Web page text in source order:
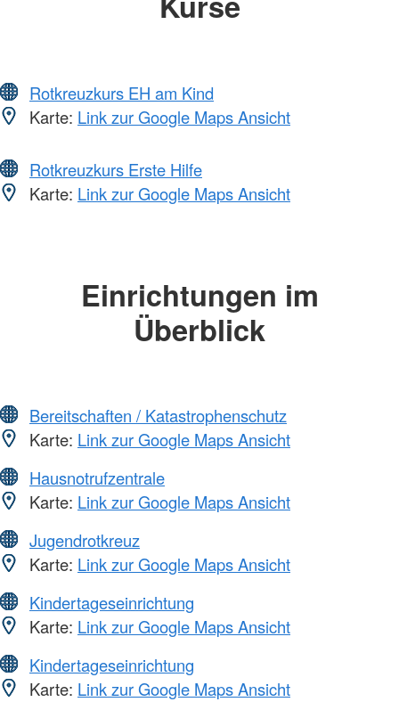
Rotkreuzkurs EH am Kind
Karte: Link zur Google Maps Ansicht
Rotkreuzkurs Erste Hilfe
Karte: Link zur Google Maps Ansicht
Einrichtungen im
Überblick
Bereitschaften / Katastrophenschutz
Karte: Link zur Google Maps Ansicht
Hausnotrufzentrale
Karte: Link zur Google Maps Ansicht
Jugendrotkreuz
Karte: Link zur Google Maps Ansicht
Kindertageseinrichtung
Karte: Link zur Google Maps Ansicht
Kindertageseinrichtung
Karte: Link zur Google Maps Ansicht